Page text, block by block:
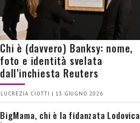
Chi è (davvero) Banksy: nome,
foto e identità svelata
dall’inchiesta Reuters
LUCREZIA CIOTTI | 13 GIUGNO 2026
BigMama, chi è la fidanzata Lodovica